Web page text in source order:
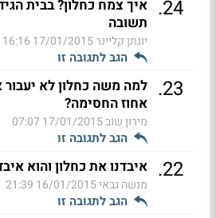
24
. איך צמח כחלון? בבית
תשובה
יונתן קליינר17/01/2015 16:16
הגב לתגובה זו
23
. למה משה כחלון לא
אחוז החסימה?
מירון שוב17/01/2015 07:07
הגב לתגובה זו
22
. איבדנו את כחלון והוא
מנשה גבאי16/01/2015 21:39
הגב לתגובה זו